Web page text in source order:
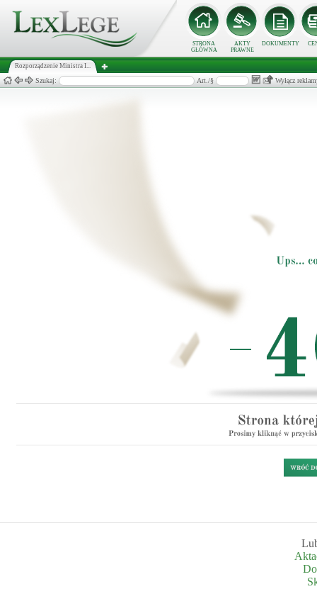
STRONA
GŁÓWNA
AKTY
PRAWNE
DOKUMENTY
Rozporządzenie Ministra I...
Szukaj: Art./§ Wyłącz